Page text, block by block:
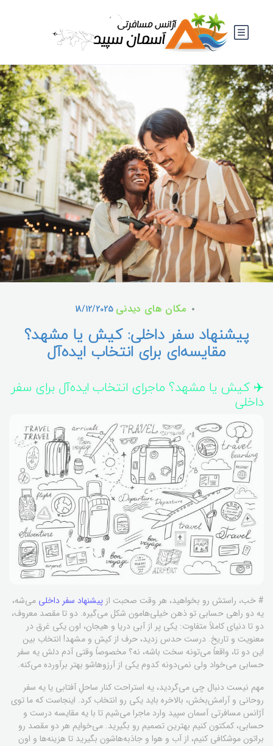
مکان های دیدنی
پیشنهاد سفر داخلی: کیش یا مشهد؟
مقایسه‌ای برای انتخاب ایده‌آل
✈️ کیش یا مشهد؟ ماجرای انتخاب ایده‌آل برای سفر
داخلی
# خب، راستش رو بخواهید، هر وقت صحبت از پیشنهاد سفر داخلی می‌شه،
یه دو راهی حسابی تو ذهن خیلی‌هامون شکل می‌گیره. دو تا مقصد معروف،
دو تا دنیای کاملاً متفاوت: یکی پر از آبی دریا و هیجان، اون یکی غرق در
معنویت و تاریخ. درست حدس زدید، حرف از کیش و مشهد! انتخاب بین
این دو تا، واقعاً می‌تونه سخت باشه، نه؟ مخصوصاً وقتی آدم دلش یه سفر
حسابی می‌خواد ولی نمی‌دونه کدوم یکی از آرزوهاشو بهتر برآورده می‌کنه.
مهم نیست دنبال چی می‌گردید، یه استراحت کنار ساحلِ آفتابی یا یه سفر
روحانی و آرامش‌بخش، بالاخره باید یکی رو انتخاب کرد. اینجاست که ما توی
آژانس مسافرتی آسمان سپید وارد ماجرا می‌شیم تا با یه مقایسه درست و
حسابی، کمکتون کنیم بهترین تصمیم رو بگیرید. می‌خوایم هر دو مقصد رو
براتون موشکافی کنیم، از آب و هوا و جاذبه‌هاشون بگیرید تا هزینه‌ها و اون